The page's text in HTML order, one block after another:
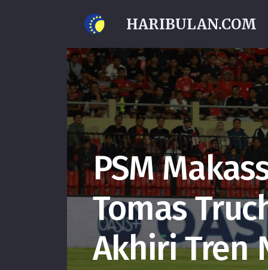
HARIBULAN.COM
PSM
Tomas
Akhiri Tren